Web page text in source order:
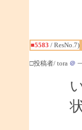
■5583 / ResNo.7)
□投稿者/ tora ＠